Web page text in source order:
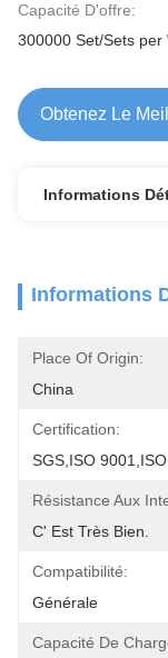
Capacité D'offre:
300000 Set/Sets per
Obtenez Le
Informations
Informations
Place Of Origin:
China
Certification:
SGS,ISO
Résistance Aux
C' Est Très Bien.
Compatibilité:
Générale
Capacité De